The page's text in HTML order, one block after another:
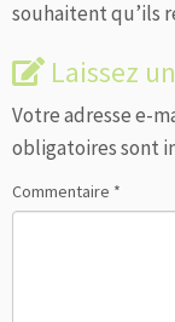
souhaitent qu’ils
Laissez
Votre adresse e-
obligatoires sont
Commentaire *